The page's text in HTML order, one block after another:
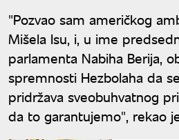
"Pozvao sam američkog
Mišela Isu, i, u ime
parlamenta Nabiha Berija,
spremnosti Hezbolaha da
pridržava sveobuhvatnog
da to garantujemo", rekao